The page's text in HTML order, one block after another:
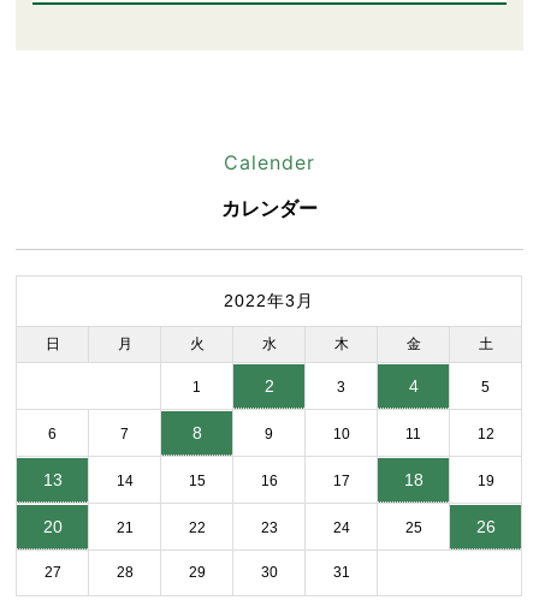
Calender
カレンダー
2022年3月
日 月 火 水 木 金 土
1 2 3 4 5
6 7 8 9 10 11 12
13 14 15 16 17 18 19
20 21 22 23 24 25 26
27 28 29 30 31